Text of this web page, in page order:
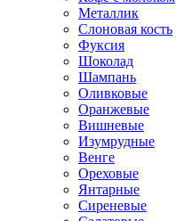
Металлик
Слоновая кость
Фуксия
Шоколад
Шампань
Оливковые
Оранжевые
Вишневые
Изумрудные
Венге
Ореховые
Янтарные
Сиреневые